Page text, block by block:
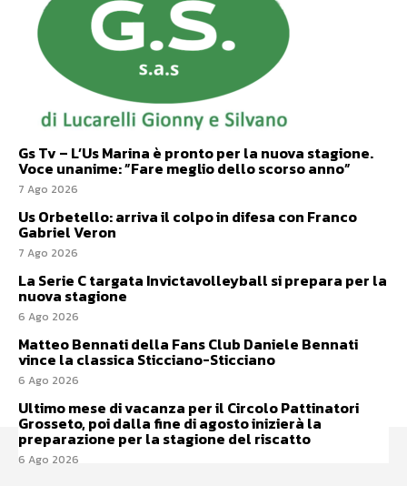
Gs Tv – L’Us Marina è pronto per la nuova stagione.
Voce unanime: ”Fare meglio dello scorso anno”
7 Ago 2026
Us Orbetello: arriva il colpo in difesa con Franco
Gabriel Veron
7 Ago 2026
La Serie C targata Invictavolleyball si prepara per la
nuova stagione
6 Ago 2026
Matteo Bennati della Fans Club Daniele Bennati
vince la classica Sticciano-Sticciano
6 Ago 2026
Ultimo mese di vacanza per il Circolo Pattinatori
Grosseto, poi dalla fine di agosto inizierà la
preparazione per la stagione del riscatto
6 Ago 2026